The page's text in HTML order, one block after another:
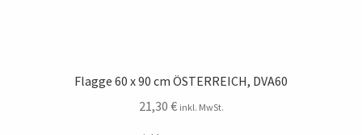
Flagge 60 x 90 cm ÖSTERREICH, DVA60
21,30 € inkl. MwSt.